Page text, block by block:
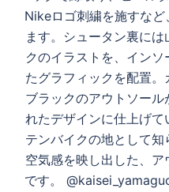
シ
ョ
ン
Nikeロゴ刺繍を施すなど
ます。シュータン裏に
クのイラストを、イン
たグラフィックを配置
ブラックのアウトソー
れたデザインに仕上げ
テンバイクの地として
空気感を映し出した、
です。